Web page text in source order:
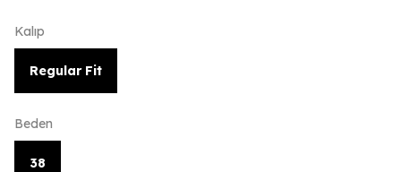
Kalıp
Regular Fit
Beden
38